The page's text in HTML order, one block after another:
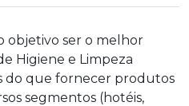
objetivo ser o melhor
Higiene e Limpeza
do que fornecer produtos
segmentos (hotéis,